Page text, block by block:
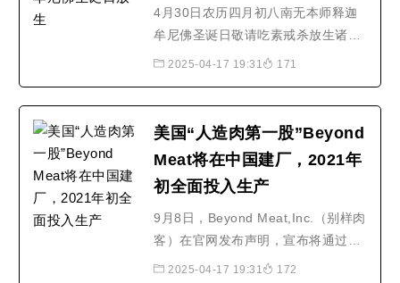
4月30日农历四月初八南无本师释迦
牟尼佛圣诞日敬请吃素戒杀放生诸恶
莫作、众善奉行！
2025-04-17 19:31 171
美国“人造肉第一股”Beyond
Meat将在中国建厂，2021年
初全面投入生产
9月8日，Beyond Meat,Inc.（别样肉
客）在官网发布声明，宣布将通过全
资子公司别样（嘉兴）食品有限公司
2025-04-17 19:31 172